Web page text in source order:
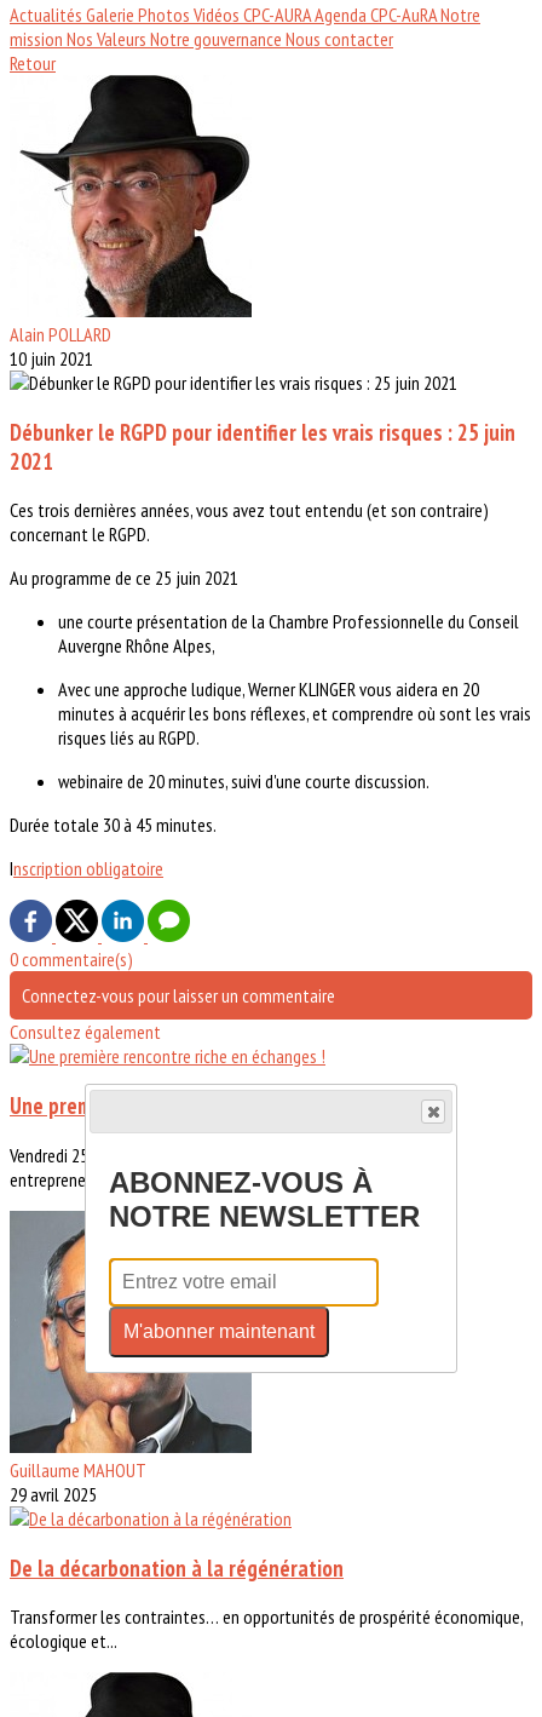
Actualités Galerie Photos Vidéos CPC-AURAAgenda CPC-AuRANotre
mission Nos Valeurs Notre gouvernance Nous contacter
Retour
Alain POLLARD
10 juin 2021
Débunker le RGPD pour identifier les vrais risques : 25 juin
2021
Ces trois dernières années, vous avez tout entendu (et son contraire)
concernant le RGPD.
Au programme de ce 25 juin 2021
une courte présentation de la Chambre Professionnelle du Conseil
Auvergne Rhône Alpes,
Avec une approche ludique, Werner KLINGER vous aidera en 20
minutes à acquérir les bons réflexes, et comprendre où sont les vrais
risques liés au RGPD.
webinaire de 20 minutes, suivi d'une courte discussion.
Durée totale 30 à 45 minutes.
Inscription obligatoire
0 commentaire(s)
Connectez-vous pour laisser un commentaire
Consultez également
Une première rencontre riche en échanges !
Vendredi 25 avril s'est déroulé à l'ENE la première rencontre des
entrepreneurs du conseil du...
Guillaume MAHOUT
29 avril 2025
De la décarbonation à la régénération
Transformer les contraintes… en opportunités de prospérité économique,
écologique et...
ABONNEZ-VOUS À
NOTRE NEWSLETTER
M'abonner maintenant